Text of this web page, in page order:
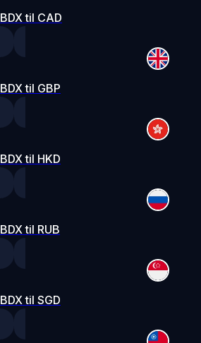
BDX til CAD
BDX til GBP
BDX til HKD
BDX til RUB
BDX til SGD